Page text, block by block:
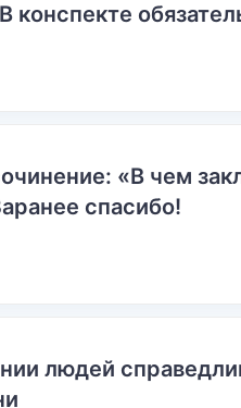
конспекте
«В чем
спасибо!
людей